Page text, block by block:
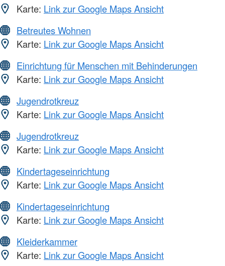
Karte: Link zur Google Maps Ansicht
Betreutes Wohnen
Karte: Link zur Google Maps Ansicht
Einrichtung für Menschen mit Behinderungen
Karte: Link zur Google Maps Ansicht
Jugendrotkreuz
Karte: Link zur Google Maps Ansicht
Jugendrotkreuz
Karte: Link zur Google Maps Ansicht
Kindertageseinrichtung
Karte: Link zur Google Maps Ansicht
Kindertageseinrichtung
Karte: Link zur Google Maps Ansicht
Kleiderkammer
Karte: Link zur Google Maps Ansicht